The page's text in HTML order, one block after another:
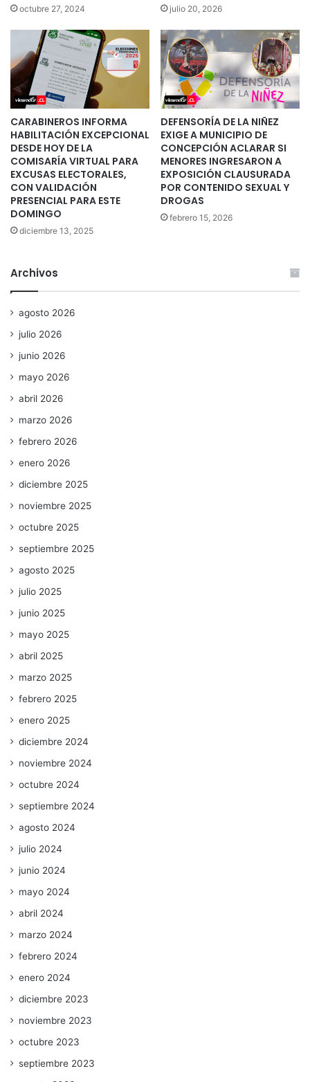
octubre 27, 2024 julio 20, 2026
CARABINEROS INFORMA
HABILITACIÓN EXCEPCIONAL
DESDE HOY DE LA
COMISARÍA VIRTUAL PARA
EXCUSAS ELECTORALES,
CON VALIDACIÓN
PRESENCIAL PARA ESTE
DOMINGO
diciembre 13, 2025
DEFENSORÍA DE LA NIÑEZ
EXIGE A MUNICIPIO DE
CONCEPCIÓN ACLARAR SI
MENORES INGRESARON A
EXPOSICIÓN CLAUSURADA
POR CONTENIDO SEXUAL Y
DROGAS
febrero 15, 2026
Archivos
agosto 2026
julio 2026
junio 2026
mayo 2026
abril 2026
marzo 2026
febrero 2026
enero 2026
diciembre 2025
noviembre 2025
octubre 2025
septiembre 2025
agosto 2025
julio 2025
junio 2025
mayo 2025
abril 2025
marzo 2025
febrero 2025
enero 2025
diciembre 2024
noviembre 2024
octubre 2024
septiembre 2024
agosto 2024
julio 2024
junio 2024
mayo 2024
abril 2024
marzo 2024
febrero 2024
enero 2024
diciembre 2023
noviembre 2023
octubre 2023
septiembre 2023